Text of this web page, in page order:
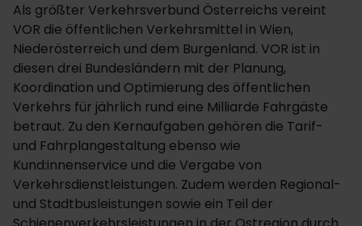
Als größter Verkehrsverbund Österreichs vereint
VOR die öffentlichen Verkehrsmittel in Wien,
Niederösterreich und dem Burgenland. VOR ist in
diesen drei Bundesländern mit der Planung,
Koordination und Optimierung des öffentlichen
Verkehrs für jährlich rund eine Milliarde Fahrgäste
betraut. Zu den Kernaufgaben gehören die Tarif-
und Fahrplangestaltung ebenso wie
Kund:innenservice und die Vergabe von
Verkehrsdienstleistungen. Zudem werden Regional-
und Stadtbusleistungen sowie ein Teil der